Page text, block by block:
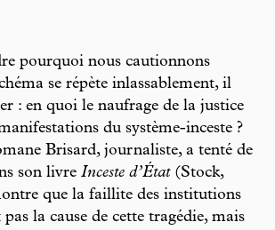
pourquoi nous cautionnons
se répète inlassablement, il
: en quoi le naufrage de la justice
du système-inceste ?
Brisard, journaliste, a tenté de
son livre Inceste d’État(Stock,
que la faillite des institutions
pas la cause de cette tragédie, mais